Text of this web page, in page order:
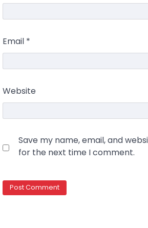
Email *
Website
Save my name, email, and
for the next time I comment.